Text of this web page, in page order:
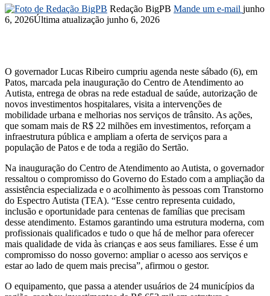
Redação BigPB Mande um e-mail junho
6, 2026Última atualização junho 6, 2026
O governador Lucas Ribeiro cumpriu agenda neste sábado (6), em
Patos, marcada pela inauguração do Centro de Atendimento ao
Autista, entrega de obras na rede estadual de saúde, autorização de
novos investimentos hospitalares, visita a intervenções de
mobilidade urbana e melhorias nos serviços de trânsito. As ações,
que somam mais de R$ 22 milhões em investimentos, reforçam a
infraestrutura pública e ampliam a oferta de serviços para a
população de Patos e de toda a região do Sertão.
Na inauguração do Centro de Atendimento ao Autista, o governador
ressaltou o compromisso do Governo do Estado com a ampliação da
assistência especializada e o acolhimento às pessoas com Transtorno
do Espectro Autista (TEA). “Esse centro representa cuidado,
inclusão e oportunidade para centenas de famílias que precisam
desse atendimento. Estamos garantindo uma estrutura moderna, com
profissionais qualificados e tudo o que há de melhor para oferecer
mais qualidade de vida às crianças e aos seus familiares. Esse é um
compromisso do nosso governo: ampliar o acesso aos serviços e
estar ao lado de quem mais precisa”, afirmou o gestor.
O equipamento, que passa a atender usuários de 24 municípios da